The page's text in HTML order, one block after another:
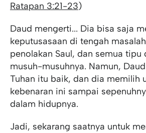
Ratapan 3:21-23)
Daud mengerti... Dia bisa saja
keputusasaan di tengah
penolakan Saul, dan semua tipu
musuh-musuhnya. Namun,
Tuhan itu baik, dan dia memilih
kebenaran ini sampai
dalam hidupnya.
Jadi, sekarang saatnya untuk